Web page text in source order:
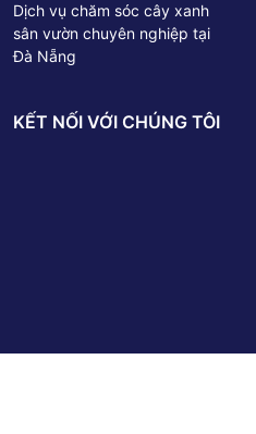
Dịch vụ chăm sóc cây xanh
sân vườn chuyên nghiệp tại
Đà Nẵng
KẾT NỐI VỚI CHÚNG TÔI